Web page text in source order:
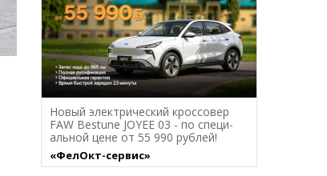
Новый электрический кроссовер
FAW Bestune JOYEE 03 - по специ-
альной цене от 55 990 рублей!
«ФелОкт-сервис»